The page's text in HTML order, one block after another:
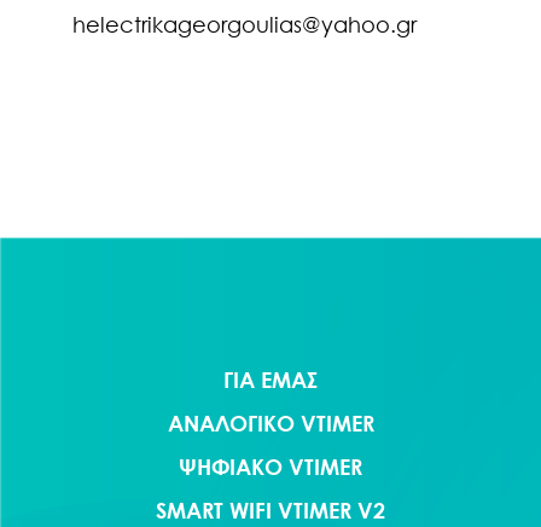
helectrikageorgoulias@yahoo.gr
ΓΙΑ ΕΜΑΣ
ΑΝΑΛΟΓΙΚΟ VTIMER
ΨΗΦΙΑΚΟ VTIMER
SMART WIFI VTIMER V2